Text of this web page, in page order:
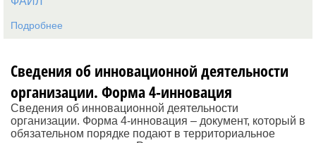
Подробнее
Сведения об инновационной деятельности
организации. Форма 4-инновация
Сведения об инновационной деятельности
организации. Форма 4-инновация – документ, который в
обязательном порядке подают в территориальное